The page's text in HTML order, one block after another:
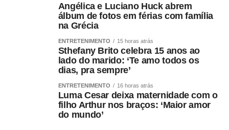
Angélica e Luciano Huck abrem
álbum de fotos em férias com família
na Grécia
ENTRETENIMENTO 15 horas atrás
Sthefany Brito celebra 15 anos ao
lado do marido: ‘Te amo todos os
dias, pra sempre’
ENTRETENIMENTO 16 horas atrás
Luma Cesar deixa maternidade com o
filho Arthur nos braços: ‘Maior amor
do mundo’